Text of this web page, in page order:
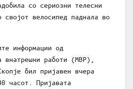
со сериозни телесни
својот велосипед паднала во
информации од
внатрешни работи (МВР),
бил пријавен вчера
часот. Пријавата